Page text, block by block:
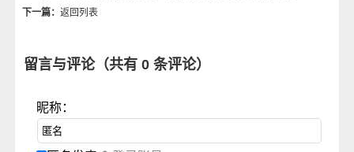
下一篇： 返回列表
留言与评论（共有 0 条评论）
昵称：